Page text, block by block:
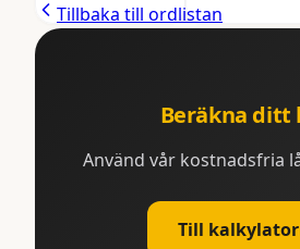
Tillbaka till ordlistan
Beräkna ditt
Använd vår kostnadsfria
Till